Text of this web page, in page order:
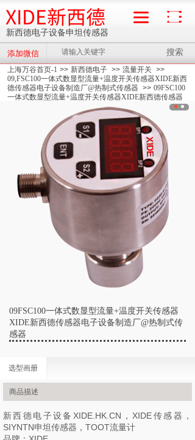
上海万谷首页-1 >> 新西德电子 >> 流量开关 >>
09,FSC100一体式数显型流量+温度开关传感器XIDE新西
德传感器电子设备制造厂@热制式传感器 >> 09FSC100
一体式数显型流量+温度开关传感器XIDE新西德传感器
电子设备制造厂@热制式传感器
09FSC100一体式数显型流量+温度开关传感器
XIDE新西德传感器电子设备制造厂@热制式传
感器
选型画册
商品描述
新西德电子设备 XIDE.HK.CN ，XIDE传感器，
SIYNTN申坦传感器，TOOT流量计
搜索
添加微信
新西德电子设备申坦传感器
XIDE新西德